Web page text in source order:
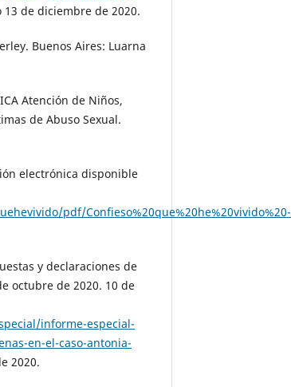
de diciembre de 2020.
Buenos Aires: Luarna
Atención de Niños,
de Abuso Sexual.
electrónica disponible
pdf/Confieso%20que%20he%20vivido%20-
y declaraciones de
octubre de 2020. 10 de
informe-especial-
en-el-caso-antonia-
2020.